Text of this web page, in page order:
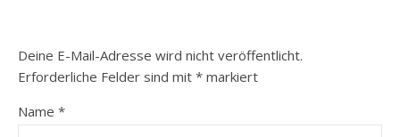
Deine E-Mail-Adresse wird nicht veröffentlicht.
Erforderliche Felder sind mit * markiert
Name *